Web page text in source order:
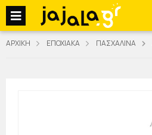
jajala Menu
ΑΡΧΙΚΗ ΕΠΟΧΙΑΚΑ ΠΑΣΧΑΛΙΝΑ